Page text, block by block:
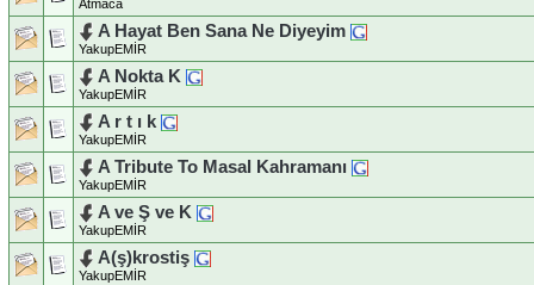
Atmaca
A Hayat Ben Sana Ne Diyeyim
YakupEMİR
A Nokta K
YakupEMİR
A r t ı k
YakupEMİR
A Tribute To Masal Kahramanı
YakupEMİR
A ve Ş ve K
YakupEMİR
A(ş)krostiş
YakupEMİR